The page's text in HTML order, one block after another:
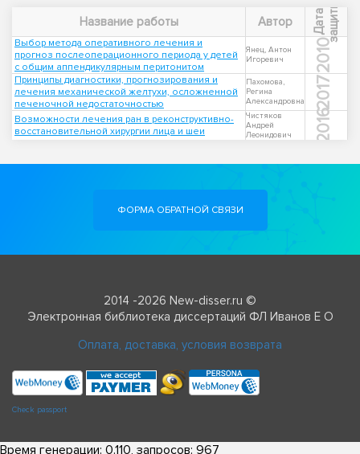
Название работы Автор Д
а
т
а
з
а
щ
и
т ы
Выбор метода оперативного лечения и
прогноз послеоперационного периода у детей
с общим аппендикулярным перитонитом
Янец, Антон
Игоревич
2010
Принципы диагностики, прогнозирования и
лечения механической желтухи, осложненной
печеночной недостаточностью
Пахомова,
Регина
Александровна
2017
Возможности лечения ран в реконструктивно-
восстановительной хирургии лица и шеи
Чистяков
Андрей
Леонидович
2016
ФОРМА ОБРАТНОЙ СВЯЗИ
2014 -2026 New-disser.ru ©
Электронная библиотека диссертаций ФЛ Иванов Е О
Оплата, доставка, условия возврата
Check passport
Время генерации: 0.110, запросов: 967